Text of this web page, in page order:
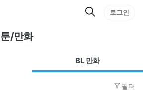
검
로그인
/만화
BL 만화
필터